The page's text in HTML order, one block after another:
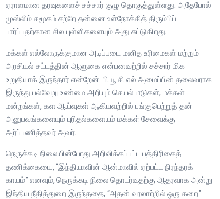
ஏராளமான தரவுகளைச் சச்சார் குழு தொகுத்துள்ளது. அதேபோல்
முஸ்லிம் சமூகம் சற்றே தன்னை உள்நோக்கித் திரும்பிப்
பார்ப்பதற்கான சில புள்ளிகளையும் அது சுட்டுகிறது.
மக்கள் எல்லோருக்குமான அடிப்படை மனித உரிமைகள் மற்றும்
அரசியல் சட்டத்தின் ஆளுகை என்பனவற்றில் சச்சார் மிக
உறுதியாக் இருந்தார் என்றேன். பி.யூ.சி.எல் அமைப்பின் தலைவராக
இருந்து பல்வேறு உண்மை அறியும் செயல்பாடுகள், மக்கள்
மன்றங்கள், கள ஆய்வுகள் ஆகியவற்றில் பங்குபெற்றுத் தன்
அனுபவங்களையும் புரிதல்களையும் மக்கள் சேவைக்கு
அர்ப்பணித்தவர் அவர்.
நெருக்கடி நிலையின்போது அறிவிக்கப்பட்ட பத்திரிகைத்
தணிக்கையை, “இந்தியாவின் ஆன்மாவில் ஏற்பட்ட நிரந்தரக்
காயம்” எனவும், நெருக்கடி நிலை தொடர்வதற்கு ஆதரவாக அன்று
இந்திய நீதித்துறை இருந்ததை, “அதன் வரலாற்றில் ஒரு கறை”